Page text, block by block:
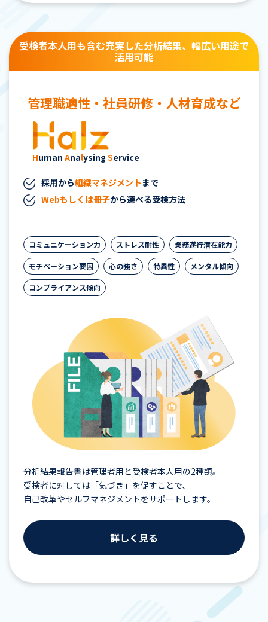
受検者本人用も含む充実した分析結果、幅広い用途で
活用可能
管理職適性・社員研修・人材育成など
Human Analysing Service
採用から組織マネジメントまで
Webもしくは冊子から選べる受検方法
コミュニケーション力 ストレス耐性 業務遂行潜在能力
モチベーション要因 心の強さ 特異性 メンタル傾向
コンプライアンス傾向
分析結果報告書は管理者用と受検者本人用の2種類。
受検者に対しては「気づき」を促すことで、
自己改革やセルフマネジメントをサポートします。
詳しく見る